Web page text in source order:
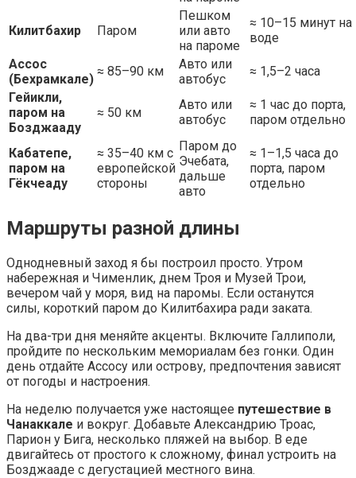
Килитбахир Паром
Пешком
или авто
на пароме
≈ 10–15 минут на
воде
Ассос
(Бехрамкале)
≈ 85–90 км
Авто или
автобус
≈ 1,5–2 часа
Гейикли,
паром на
Бозджааду
≈ 50 км
Авто или
автобус
≈ 1 час до порта,
паром отдельно
Кабатепе,
паром на
Гёкчеаду
≈ 35–40 км с
европейской
стороны
Паром до
Эчебата,
дальше
авто
≈ 1–1,5 часа до
порта, паром
отдельно
Маршруты разной длины
Однодневный заход я бы построил просто. Утром
набережная и Чименлик, днем Троя и Музей Трои,
вечером чай у моря, вид на паромы. Если останутся
силы, короткий паром до Килитбахира ради заката.
На два-три дня меняйте акценты. Включите Галлиполи,
пройдите по нескольким мемориалам без гонки. Один
день отдайте Ассосу или острову, предпочтения зависят
от погоды и настроения.
На неделю получается уже настоящее путешествие в
Чанаккале и вокруг. Добавьте Александрию Троас,
Парион у Бига, несколько пляжей на выбор. В еде
двигайтесь от простого к сложному, финал устроить на
Бозджааде с дегустацией местного вина.